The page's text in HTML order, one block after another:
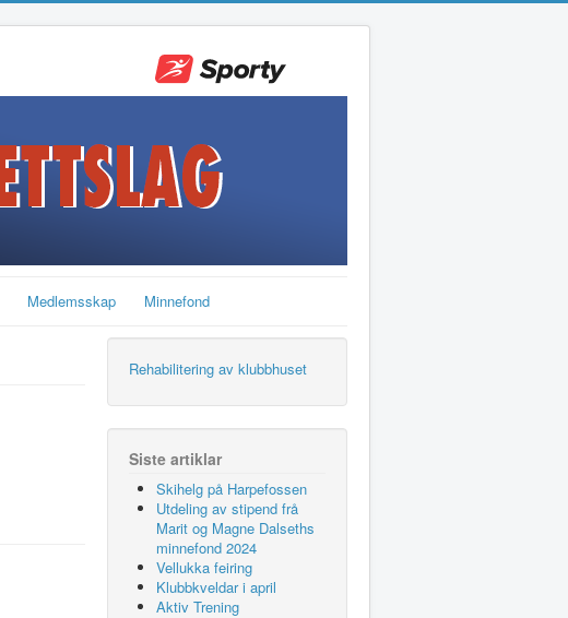
Medlemsskap Minnefond
Rehabilitering av klubbhuset
Siste artiklar
Skihelg på Harpefossen
Utdeling av stipend frå
Marit og Magne Dalseths
minnefond 2024
Vellukka feiring
Klubbkveldar i april
Aktiv Trening